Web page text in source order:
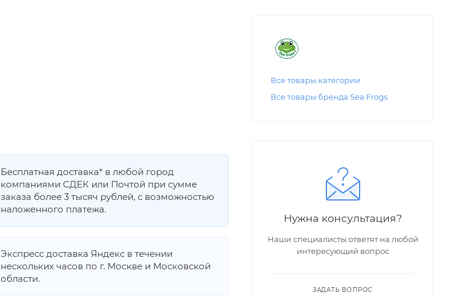
Бесплатная доставка* в любой город
компаниями СДЕК или Почтой при сумме
заказа более 3 тысяч рублей, с возможностью
наложенного платежа.
Экспресс доставка Яндекс в течении
нескольких часов по г. Москве и Московской
области.
Все товары категории
Все товары бренда Sea Frogs
Нужна консультация?
Наши специалисты ответят на любой
интересующий вопрос
ЗАДАТЬ ВОПРОС